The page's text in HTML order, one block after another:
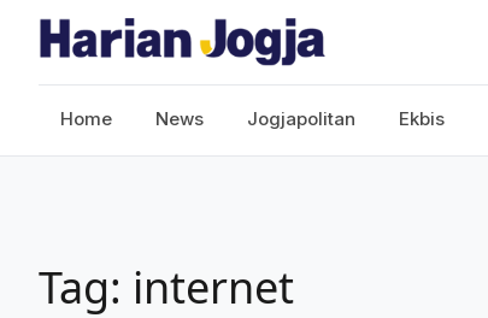
Home News Jogjapolitan Ekbis
Tag: internet